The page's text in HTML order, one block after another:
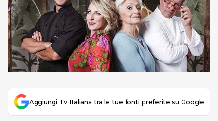
Aggiungi Tv Italiana tra le tue fonti preferite su Google